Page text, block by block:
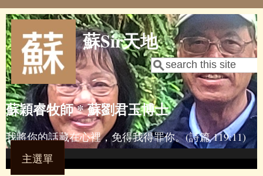
Skip to main content
蘇Sir天地
Search form
Search
蘇穎睿牧師 * 蘇劉君玉博士
我將你的話藏在心裡，免得我得罪你。(詩篇 119:11)
主選單